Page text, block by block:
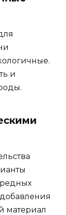
и
материал